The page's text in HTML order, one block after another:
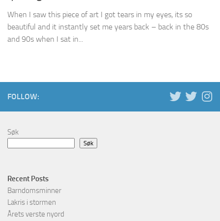
When I saw this piece of art I got tears in my eyes, its so
beautiful and it instantly set me years back – back in the 80s
and 90s when I sat in...
FOLLOW:
Søk
Søk
Recent Posts
Barndomsminner
Lakris i stormen
Årets verste nyord